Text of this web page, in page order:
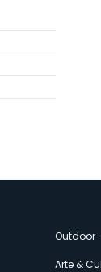
Outdoor
Arte &